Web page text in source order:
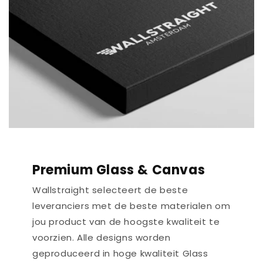
Premium Glass & Canvas
Wallstraight selecteert de beste
leveranciers met de beste materialen om
jou product van de hoogste kwaliteit te
voorzien. Alle designs worden
geproduceerd in hoge kwaliteit Glass